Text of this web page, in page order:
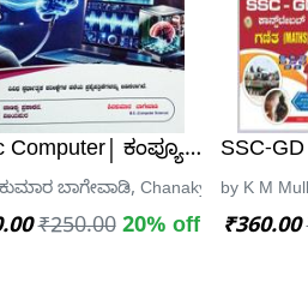
Computer| ಕಂಪ್ಯೂಟರ್ ಸಾಕ್ಷರತೆ
ಬಾಗೇವಾಡಿ, Chanakya Career
₹250.00 20% off
SSC-
by K M
₹360.00